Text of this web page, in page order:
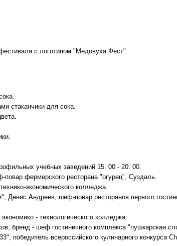
с логотипом "Медовуха Фест".
стаканчики для сока.
учебных заведений 15: 00 - 20: 00.
фермерского ресторана "огурец", Суздаль.
экономического колледжа.
Андреев, шеф-повар ресторанов первого
- технологического колледжа.
бренд - шеф гостиничного комплекса "пушкарская
победитель всероссийского кулинарного конкурса